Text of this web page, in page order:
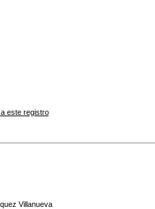
este registro
Villanueva